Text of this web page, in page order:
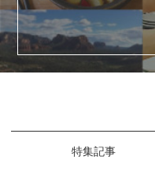
特集記事